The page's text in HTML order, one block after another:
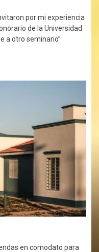
por mi experiencia
de la Universidad
a otro seminario”
en comodato para